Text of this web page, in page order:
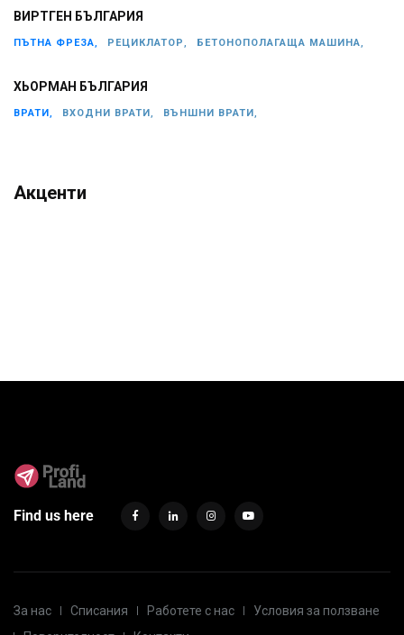
ВИРТГЕН БЪЛГАРИЯ
ПЪТНА ФРЕЗА, РЕЦИКЛАТОР, БЕТОНОПОЛАГАЩА МАШИНА,
ХЬОРМАН БЪЛГАРИЯ
ВРАТИ, ВХОДНИ ВРАТИ, ВЪНШНИ ВРАТИ,
Акценти
Find us here
За нас Списания Работете с нас
Условия за ползване